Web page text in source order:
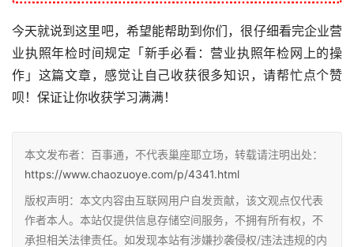
今天就说到这里吧，希望能帮助到你们，很仔细看完企业营
业执照年检时间规定「新手必看：营业执照年检网上的操
作」这篇文章，感觉让自己收获很多知识，请帮忙点个赞
呗！保证让你收获学习满满！
本文发布者：百事通，不代表巢座耶立场，转载请注明出处：
https://www.chaozuoye.com/p/4341.html
版权声明：本文内容由互联网用户自发贡献，该文观点仅代表
作者本人。本站仅提供信息存储空间服务，不拥有所有权，不
承担相关法律责任。如发现本站有涉嫌抄袭侵权/违法违规的内